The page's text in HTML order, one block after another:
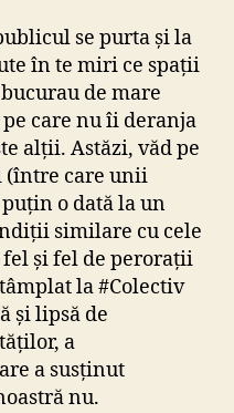
se purta și la
în te miri ce spații
de mare
care nu îi deranja
alții. Astăzi, văd pe
care unii
o dată la un
similare cu cele
fel și fel de perorații
la #Colectiv
și lipsă de
a
a susținut
nu.